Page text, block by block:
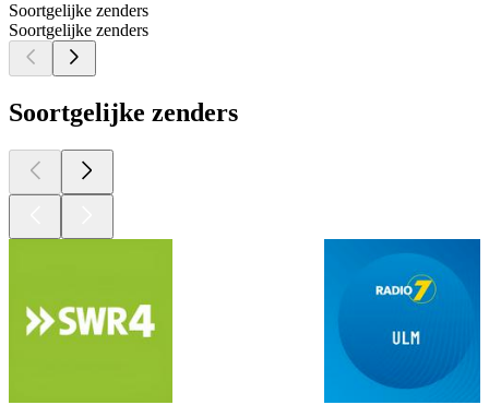
Soortgelijke zenders
Soortgelijke zenders
Soortgelijke zenders